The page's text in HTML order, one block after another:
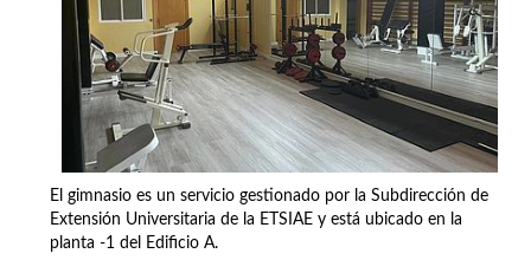
El gimnasio es un servicio gestionado por la Subdirección de
Extensión Universitaria de la ETSIAE y está ubicado en la
planta -1 del Edificio A.